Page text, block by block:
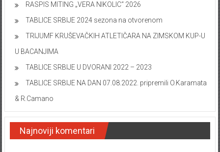
RASPIS MITING „VERA NIKOLIC“ 2026
TABLICE SRBIJE 2024 sezona na otvorenom
TRIJUMF KRUŠEVAČKIH ATLETIČARA NA ZIMSKOM KUP-U
U BACANJIMA
TABLICE SRBIJE U DVORANI 2022 – 2023
TABLICE SRBIJE NA DAN 07.08.2022. pripremili O.Karamata
& R.Camano
Najnoviji komentari